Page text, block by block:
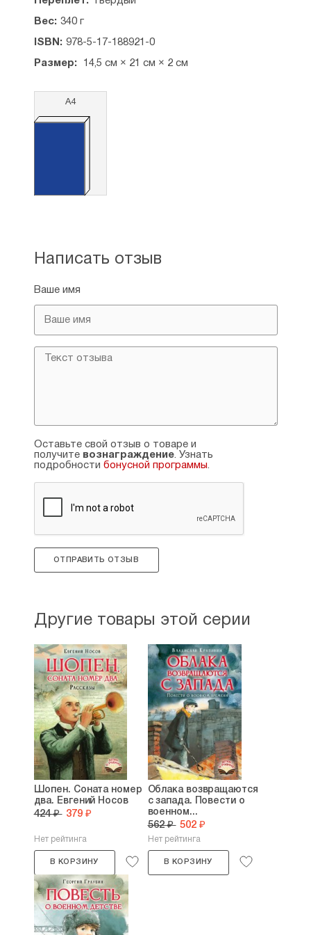
детям», — его пронзительная
автобиографическая исповедь. В ней обычная
и трудностей взросления, вдруг
переворачивается и навсегда меняет свой цвет.
Вес: 340 г
ISBN: 978-5-17-188921-0
Размер: 14,5 см × 21 см × 2 см
А4
Написать отзыв
Ваше имя
Оставьте свой отзыв о товаре и
получите вознаграждение. Узнать
подробности бонусной программы.
ОТПРАВИТЬ ОТЗЫВ
Другие товары этой серии
Шопен. Соната номер
два. Евгений Носов
424 ₽ 379 ₽
Нет рейтинга
В КОРЗИНУ
Облака возвращаются
с запада. Повести о
военном...
562 ₽ 502 ₽
Нет рейтинга
В КОРЗИНУ